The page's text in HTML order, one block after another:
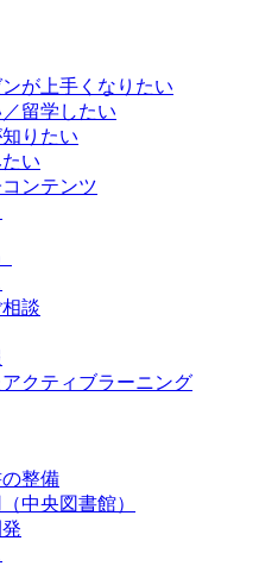
が上手くなりたい
留学したい
りたい
い
ンテンツ
談
クティブラーニング
整備
中央図書館）